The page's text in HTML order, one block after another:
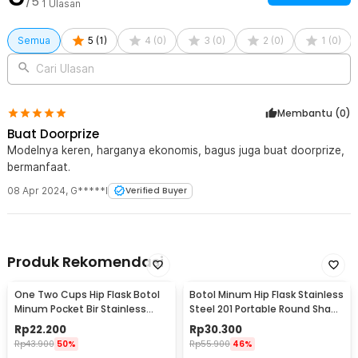
Kelengkapan Produk
Rincian yang Anda dapatkan untuk pembelian produk ini:
1 x BAOWENBEI Botol Minum Tumbler Termos Air Panas Dingin
Stainless 500ml - A1A0
1 Ulasan
Semua 5 (1) 4 (0) 3 (0) 2 (0) 1 (0)
Cari Ulasan
Membantu (0)
Buat Doorprize
Modelnya keren, harganya ekonomis, bagus juga buat doorprize,
bermanfaat.
08 Apr 2024, G*****l Verified Buyer
Produk Rekomendasi
One Two Cups Hip Flask Botol
Minum Pocket Bir Stainless
Steel 201 8oz - MS351
Rp22.200
Rp43.900 50%
Botol Minum Hip Flask Stainless
Steel 201 Portable Round Shape
150ml - B-5
Rp30.300
Rp55.900 46%